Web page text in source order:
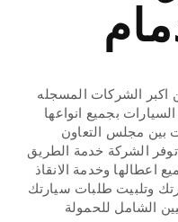
الشركات المسجله
بجميع انواعها
بين مجلس التعاون
الشركة خدمة الطريق
وخدمة الانقاذ
وتلبيت طلبات سيارتك
الشامل للحمولة